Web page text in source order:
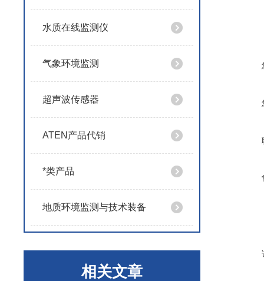
水质在线监测仪
气象环境监测
超声波传感器
ATEN产品代销
*类产品
地质环境监测与技术装备
相关文章